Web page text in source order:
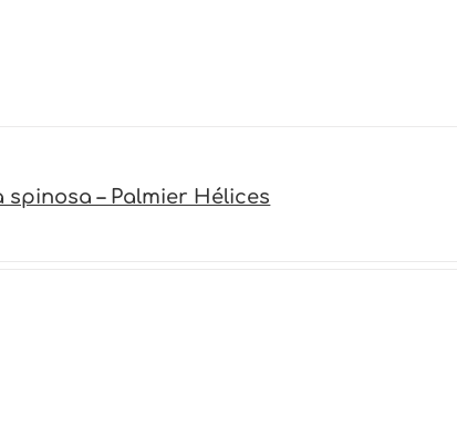
spinosa – Palmier Hélices